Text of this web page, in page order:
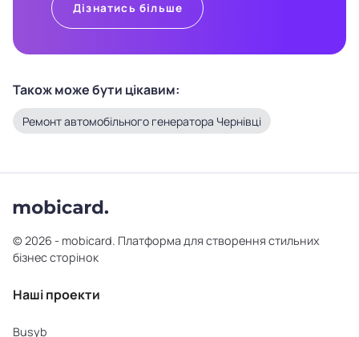
Також може бути цікавим:
Ремонт автомобільного генератора Чернівці
Дізнатись більше
© 2026 - mobicard. Платформа для створення стильних
бізнес сторінок
Наші проекти
Busyb